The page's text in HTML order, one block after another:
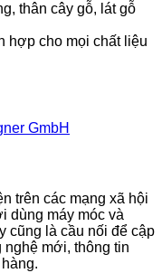
thân cây gỗ, lát gỗ
hợp cho mọi chất liệu
GmbH
trên các mạng xã hội
dùng máy móc và
cũng là cầu nối để cập
nghệ mới, thông tin